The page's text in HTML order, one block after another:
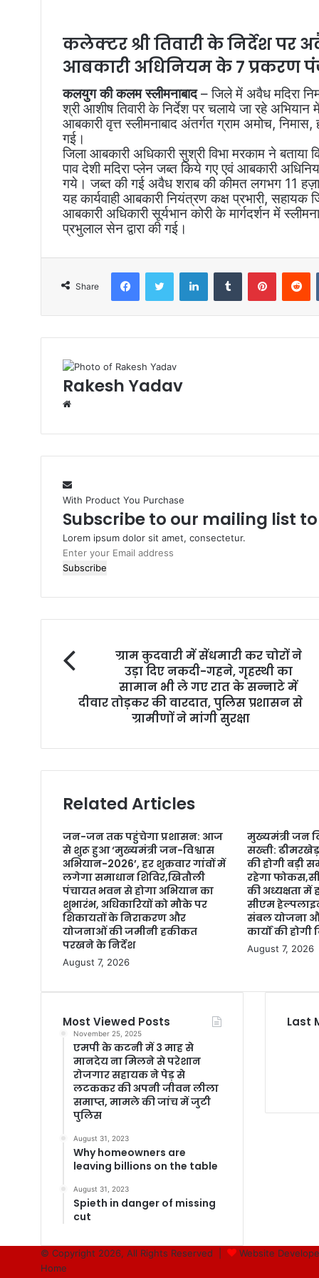
कलेक्‍टर श्री तिवारी के निर्देश पर
आबकारी अधिनियम के 7 प्रकरण
कलयुग की कलम स्लीमनाबाद– जिले में अवैध मदिरा
श्री आशीष तिवारी के निर्देश पर चलाये जा रहे अभियान
आबकारी वृत्त स्लीमनाबाद अंतर्गत ग्राम अमोच,
गई।
जिला आबकारी अधिकारी सुश्री विभा मरकाम ने बताया
पाव देशी मदिरा प्लेन जब्त किये गए एवं आबकारी
गये। जब्त की गई अवैध शराब की कीमत लगभग 11
यह कार्यवाही आबकारी नियंत्रण कक्ष प्रभारी,
आबकारी अधिकारी सूर्यभान कोरी के मार्गदर्शन में
प्रभुलाल सेन द्वारा की गई।
Share
Rakesh Yadav
b
t
e
With Product You Purchase
Subscribe to our mailing list
Lorem ipsum dolor sit amet, consectetur.
E
n
e
u
l
r
s
s
ग्राम कुदवारी में सेंधमारी कर चोरों ने
उड़ा दिए नकदी-गहने, गृहस्थी का
सामान भी ले गए रात के सन्नाटे में
दीवार तोड़कर की वारदात, पुलिस प्रशासन से
ग्रामीणों ने मांगी सुरक्षा
Related Articles
जन-जन तक पहुंचेगा प्रशासन: आज
से शुरू हुआ ‘मुख्यमंत्री जन-विश्वास
अभियान-2026’, हर शुक्रवार गांवों में
लगेगा समाधान शिविर,खितौली
पंचायत भवन से होगा अभियान का
शुभारंभ, अधिकारियों को मौके पर
शिकायतों के निराकरण और
योजनाओं की जमीनी हकीकत
परखने के निर्देश
August 7, 2026
मुख्यमंत्री जन
सख्ती:
की होगी बड़ी
रहेगा
की अध्यक्षता
सीएम
संबल योजना
कार्यों की होगी
August 7, 2026
Most Viewed Posts
November 25, 2025
एमपी के कटनी में 3 माह से
मानदेय ना मिलने से परेशान
रोजगार सहायक ने पेड़ से
लटककर की अपनी जीवन लीला
समाप्त, मामले की जांच में जुटी
पुलिस
August 31, 2023
Why homeowners are
leaving billions on the table
August 31, 2023
Spieth in danger of missing
cut
Last
© Copyright 2026, All Rights Reserved |
Website
Home